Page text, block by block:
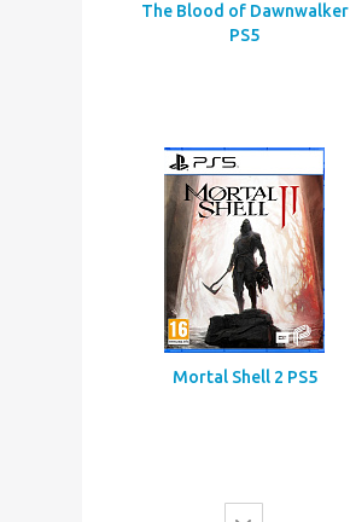
The Blood of Dawnwalker
PS5
Mortal Shell 2 PS5